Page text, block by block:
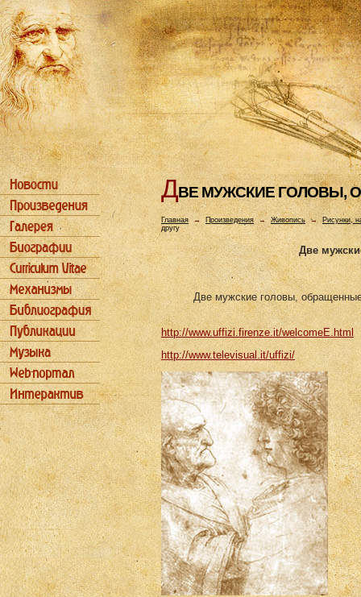
ДВЕ МУЖСКИЕ ГОЛОВЫ,
Главная→ Произведения → Живопись → Рисунки,
другу
Две
Две мужские головы,
http://www.uffizi.firenze.it/welcomeE.html
http://www.televisual.it/uffizi/